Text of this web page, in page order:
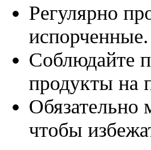
Регулярно
испорченные.
Соблюдайте
продукты на
Обязательно
чтобы